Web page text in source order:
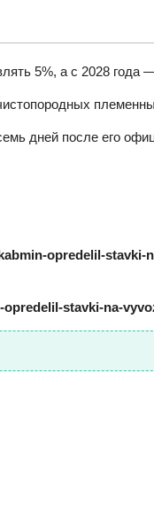
5%, а с 2028
дней после его
opredelil-
stavki-na-